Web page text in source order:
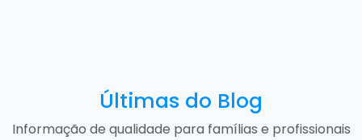
Últimas do Blog
Informação de qualidade para famílias e profissionais